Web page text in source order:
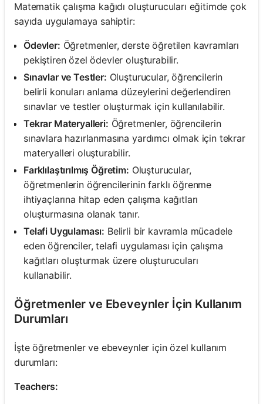
Matematik çalışma kağıdı oluşturucuları eğitimde çok
sayıda uygulamaya sahiptir:
Ödevler: Öğretmenler, derste öğretilen kavramları
pekiştiren özel ödevler oluşturabilir.
Sınavlar ve Testler: Oluşturucular, öğrencilerin
belirli konuları anlama düzeylerini değerlendiren
sınavlar ve testler oluşturmak için kullanılabilir.
Tekrar Materyalleri: Öğretmenler, öğrencilerin
sınavlara hazırlanmasına yardımcı olmak için tekrar
materyalleri oluşturabilir.
Farklılaştırılmış Öğretim: Oluşturucular,
öğretmenlerin öğrencilerinin farklı öğrenme
ihtiyaçlarına hitap eden çalışma kağıtları
oluşturmasına olanak tanır.
Telafi Uygulaması: Belirli bir kavramla mücadele
eden öğrenciler, telafi uygulaması için çalışma
kağıtları oluşturmak üzere oluşturucuları
kullanabilir.
Öğretmenler ve Ebeveynler İçin Kullanım
Durumları
İşte öğretmenler ve ebeveynler için özel kullanım
durumları:
Teachers: